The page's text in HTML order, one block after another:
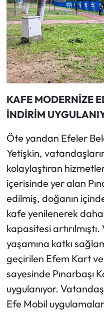
KAFE MODERNİZE
İNDİRİM
Öte yandan Efeler
Yetişkin,
kolaylaştıran
içerisinde yer alan
edilmiş, doğanın
kafe yenilenerek
kapasitesi
yaşamına katkı
geçirilen Efem Kart
sayesinde Pınarbaşı
uygulanıyor.
Efe Mobil